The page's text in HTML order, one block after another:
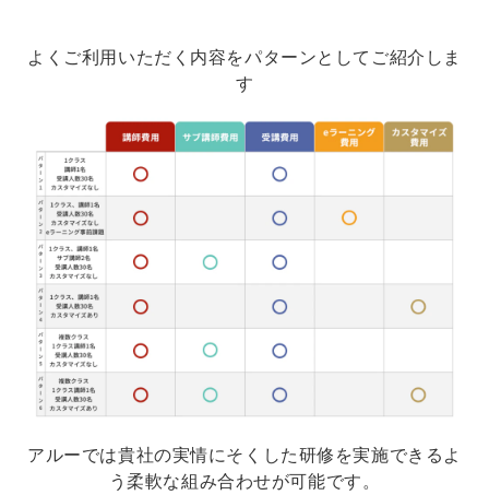
よくご利用いただく内容をパターンとしてご紹介しま
す
アルーでは貴社の実情にそくした研修を実施できるよ
う柔軟な組み合わせが可能です。